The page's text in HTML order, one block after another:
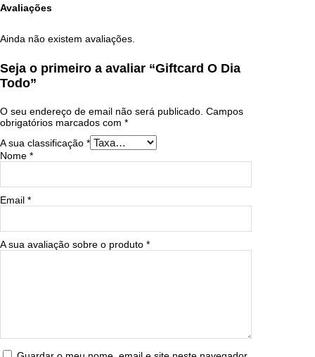
e
f
c
a
O
D
a
T
Avaliações
Ainda não existem avaliações.
Seja o primeiro a avaliar “Giftcard O Dia
Todo”
O seu endereço de email não será publicado. Campos
obrigatórios marcados com *
A sua classificação *
A sua avaliação sobre o produto *
Nome *
Email *